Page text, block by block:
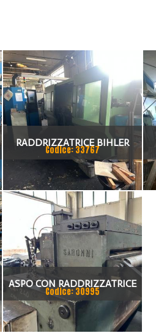
RADDRIZZATRICE BIHLER
Codice: 33767
ASPO CON RADDRIZZATRICE
SARONNI 800MM
Codice: 30995